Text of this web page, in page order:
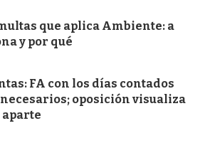
que aplica Ambiente: a
y por qué
FA con los días contados
oposición visualiza
aparte